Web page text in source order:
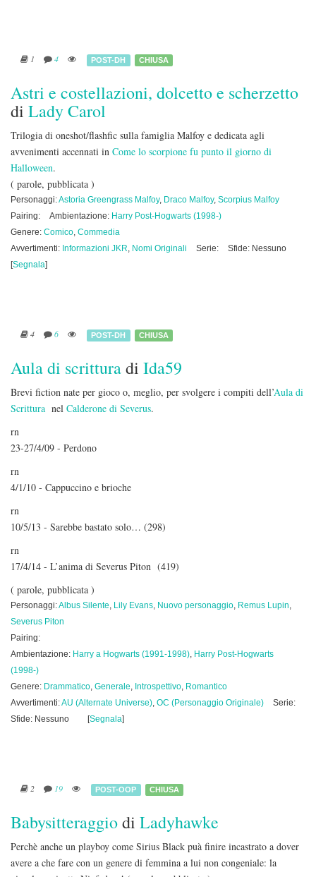
1 4 POST-DH CHIUSA
Astri e costellazioni, dolcetto e scherzetto
di Lady Carol
Trilogia di oneshot/flashfic sulla famiglia Malfoy e dedicata agli
avvenimenti accennati in Come lo scorpione fu punto il giorno di
Halloween.
( parole, pubblicata )
Personaggi:Astoria Greengrass Malfoy, Draco Malfoy, Scorpius Malfoy
Pairing:
Ambientazione: Harry Post-Hogwarts (1998-)
Genere: Comico, Commedia
Avvertimenti: Informazioni JKR, Nomi Originali Serie:
Sfide: Nessuno
[Segnala]
4 6 POST-DH CHIUSA
Aula di scritturadi Ida59
Brevi fiction nate per gioco o, meglio, per svolgere i compiti dell’Aula di
Scrittura nel Calderone di Severus.
rn
23-27/4/09 - Perdono
rn
4/1/10 - Cappuccino e brioche
rn
10/5/13 - Sarebbe bastato solo… (298)
rn
17/4/14 - L’anima di Severus Piton (419)
( parole, pubblicata )
Personaggi:Albus Silente, Lily Evans, Nuovo personaggio, Remus Lupin,
Severus Piton
Pairing:
Ambientazione: Harry a Hogwarts (1991-1998), Harry Post-Hogwarts
(1998-)
Genere: Drammatico, Generale, Introspettivo, Romantico
Avvertimenti:AU (Alternate Universe), OC (Personaggio Originale)
Serie:
Sfide: Nessuno
[Segnala]
2 19 POST-OOP CHIUSA
Babysitteraggiodi Ladyhawke
Perchè anche un playboy come Sirius Black puà finire incastrato a dover
avere a che fare con un genere di femmina a lui non congeniale: la